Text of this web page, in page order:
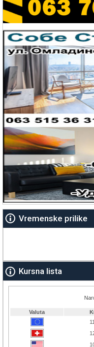
Vremenske prilike
Kursna lista